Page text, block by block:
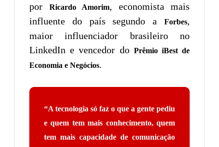
por
Ricardo Amorim, economista mais
influente do país segundo a
Forbes,
maior influenciador brasileiro no
LinkedIn e vencedor do Prêmio iBest de
Economia e Negócios.
“A tecnologia só faz o que a gente pediu
e quem tem mais conhecimento, quem
tem mais capacidade de comunicação